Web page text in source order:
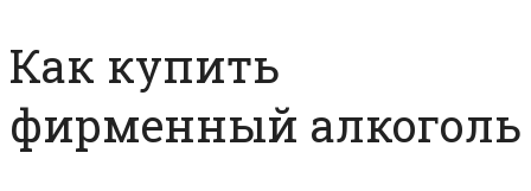
Как купить
фирменный алкоголь